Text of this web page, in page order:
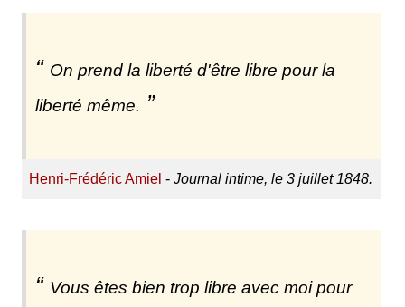
On prend la liberté d'être libre pour la
liberté même.
Henri-Frédéric Amiel -Journal intime, le 3 juillet 1848.
Vous êtes bien trop libre avec moi pour